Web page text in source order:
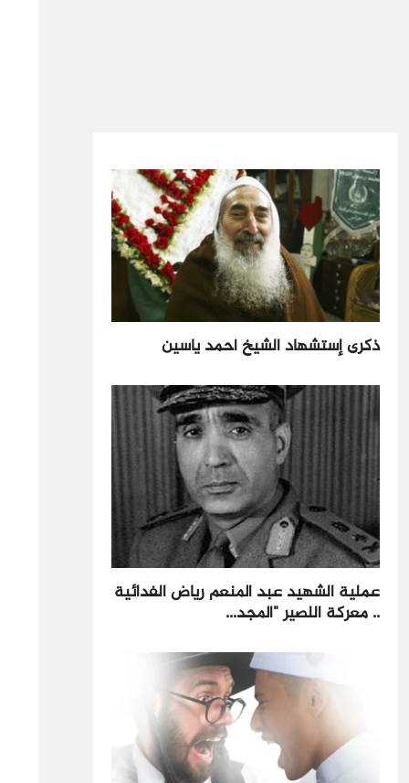
ذكرى إستشهاد الشيخ أحمد ياسين
عملية الشهيد عبد المنعم رياض الفدائية
.. معركة اللصير "المجد...